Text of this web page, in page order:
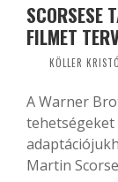
SCORSESE
FILMET
KÖLLER
A Warner
tehetségeket
Martin